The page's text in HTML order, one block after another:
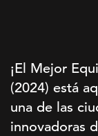
¡El Mejor
(2024) está
una de las
innovadoras